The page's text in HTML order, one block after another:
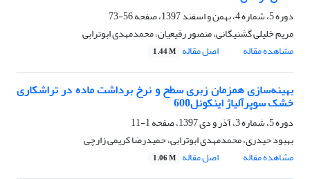
دوره 5، شماره 4، بهمن و اسفند 1397، صفحه
56-73
مریم خلیلی گشنیگانی، منصور رفیعیان، محمدمهدی ابوترابی
مشاهده مقاله
اصل مقاله 1.44 M
بهینه‌سازی همزمان زبری سطح و نرخ برداشت ماده در تراشکاری
خشک سوپرآلیاژ اینکونل600
دوره 5، شماره 3، آذر و دی 1397، صفحه
1-11
بهبود حیدری، محمدمهدی ابوترابی، حمیدرضا کریمی زارچی
مشاهده مقاله
اصل مقاله 1.06 M